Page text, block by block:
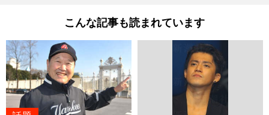
こんな記事も読まれています